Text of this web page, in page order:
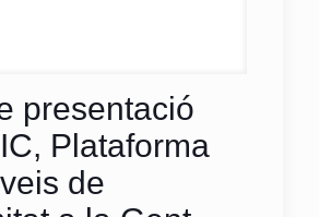
presentació
Plataforma
de